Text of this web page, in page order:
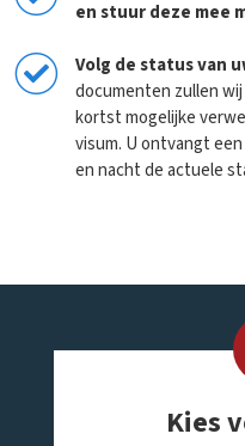
en stuur deze mee
Volg de status van
documenten zullen
kortst mogelijke
visum. U ontvangt
en nacht de actuele
Kies